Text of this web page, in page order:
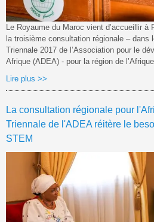
Le Royaume du Maroc vient d’accueillir
la troisième consultation régionale – dans
Triennale 2017 de l’Association pour le
Afrique (ADEA) - pour la région de l’Afrique
Lire plus >>
La consultation régionale pour
Triennale de l'ADEA réitère le
STEM